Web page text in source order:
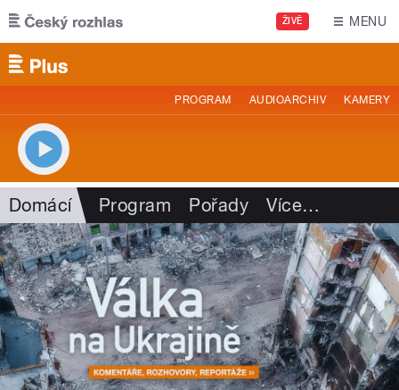
Přejít k hlavnímu obsahu
ŽIVĚ MENU
PROGRAM AUDIOARCHIV KAMERY
Domácí Program Pořady Více…